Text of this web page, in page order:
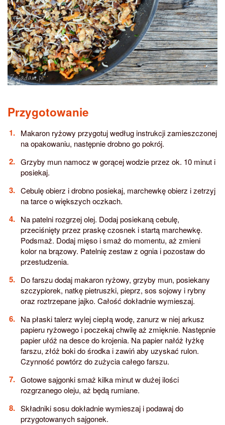
Przygotowanie
Makaron ryżowy przygotuj według instrukcji zamieszczonej
na opakowaniu, następnie drobno go pokrój.
Grzyby mun namocz w gorącej wodzie przez ok. 10 minut i
posiekaj.
Cebulę obierz i drobno posiekaj, marchewkę obierz i zetrzyj
na tarce o większych oczkach.
Na patelni rozgrzej olej. Dodaj posiekaną cebulę,
przeciśnięty przez praskę czosnek i startą marchewkę.
Podsmaż. Dodaj mięso i smaż do momentu, aż zmieni
kolor na brązowy. Patelnię zestaw z ognia i pozostaw do
przestudzenia.
Do farszu dodaj makaron ryżowy, grzyby mun, posiekany
szczypiorek, natkę pietruszki, pieprz, sos sojowy i rybny
oraz roztrzepane jajko. Całość dokładnie wymieszaj.
Na płaski talerz wylej ciepłą wodę, zanurz w niej arkusz
papieru ryżowego i poczekaj chwilę aż zmięknie. Następnie
papier ułóż na desce do krojenia. Na papier nałóż łyżkę
farszu, złóż boki do środka i zawiń aby uzyskać rulon.
Czynność powtórz do zużycia całego farszu.
Gotowe sajgonki smaż kilka minut w dużej ilości
rozgrzanego oleju, aż będą rumiane.
Składniki sosu dokładnie wymieszaj i podawaj do
przygotowanych sajgonek.